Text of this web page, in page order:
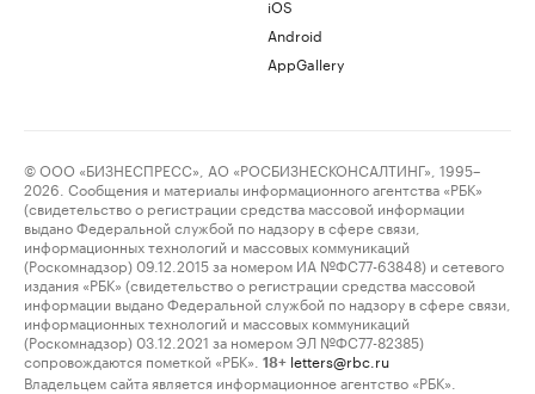
iOS
Android
AppGallery
© ООО «БИЗНЕСПРЕСС», АО «РОСБИЗНЕСКОНСАЛТИНГ», 1995–
2026. Сообщения и материалы информационного агентства «РБК»
(свидетельство о регистрации средства массовой информации
выдано Федеральной службой по надзору в сфере связи,
информационных технологий и массовых коммуникаций
(Роскомнадзор) 09.12.2015 за номером ИА №ФС77-63848) и сетевого
издания «РБК» (свидетельство о регистрации средства массовой
информации выдано Федеральной службой по надзору в сфере связи,
информационных технологий и массовых коммуникаций
(Роскомнадзор) 03.12.2021 за номером ЭЛ №ФС77-82385)
сопровождаются пометкой «РБК».
18+ letters@rbc.ru
Владельцем сайта является информационное агентство «РБК».